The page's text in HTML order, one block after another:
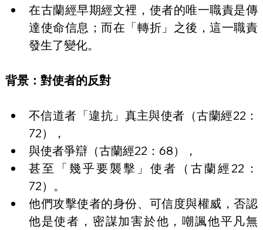
在古蘭經早期經文裡，使者的唯一職責是傳
達使命信息；而在「轉折」之後，這一職責
發生了變化。
背景：對使者的反對
不信道者「違抗」真主與使者（古蘭經22：
72），
與使者爭辯（古蘭經22：68），
甚至「幾乎要襲擊」使者（古蘭經22：
72）。
他們攻擊使者的身份、可信度與權威，否認
他是使者，密謀加害於他，嘲諷他平凡無